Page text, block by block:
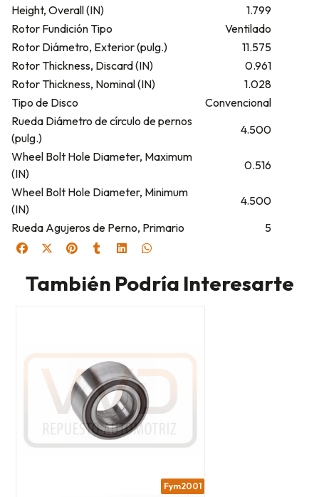
Height, Overall (IN)
1.799
Rotor Fundición Tipo
Ventilado
Rotor Diámetro, Exterior (pulg.)
11.575
Rotor Thickness, Discard (IN)
0.961
Rotor Thickness, Nominal (IN)
1.028
Tipo de Disco
Convencional
Rueda Diámetro de círculo de pernos
(pulg.)
4.500
Wheel Bolt Hole Diameter, Maximum
(IN)
0.516
Wheel Bolt Hole Diameter, Minimum
(IN)
4.500
Rueda Agujeros de Perno, Primario
5
También Podría Interesarte
Fym2001